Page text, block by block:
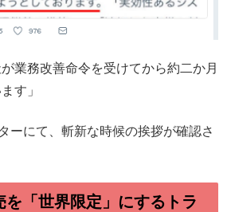
が業務改善命令を受けてから約二か月
す」
ーにて、斬新な時候の挨拶が確認さ
「世界限定」にするトラ